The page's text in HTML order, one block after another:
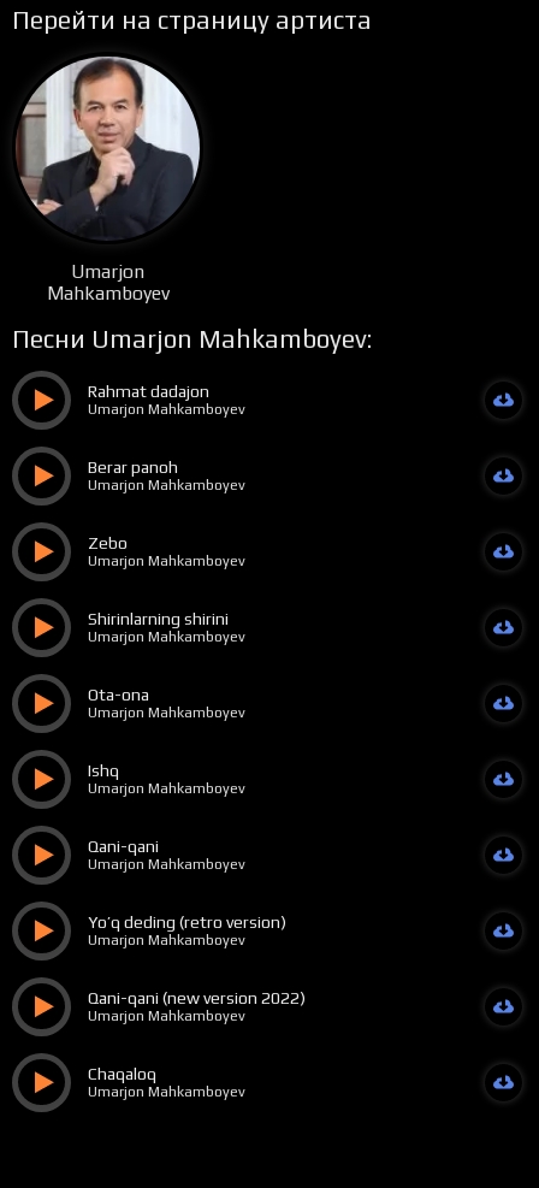
Перейти на страницу артиста
Umarjon
Mahkamboyev
Песни Umarjon Mahkamboyev:
Rahmat dadajon
Umarjon Mahkamboyev
Berar panoh
Umarjon Mahkamboyev
Zebo
Umarjon Mahkamboyev
Shirinlarning shirini
Umarjon Mahkamboyev
Ota-ona
Umarjon Mahkamboyev
Ishq
Umarjon Mahkamboyev
Qani-qani
Umarjon Mahkamboyev
Yo’q deding (retro version)
Umarjon Mahkamboyev
Qani-qani (new version 2022)
Umarjon Mahkamboyev
Chaqaloq
Umarjon Mahkamboyev